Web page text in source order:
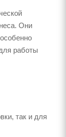
Они
работы
так и для